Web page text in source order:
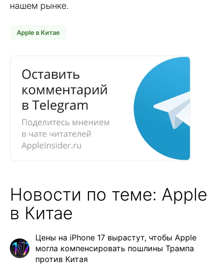
нашем рынке.
Apple в Китае
Новости по теме: Apple
в Китае
Цены на iPhone 17 вырастут, чтобы Apple
могла компенсировать пошлины Трампа
против Китая